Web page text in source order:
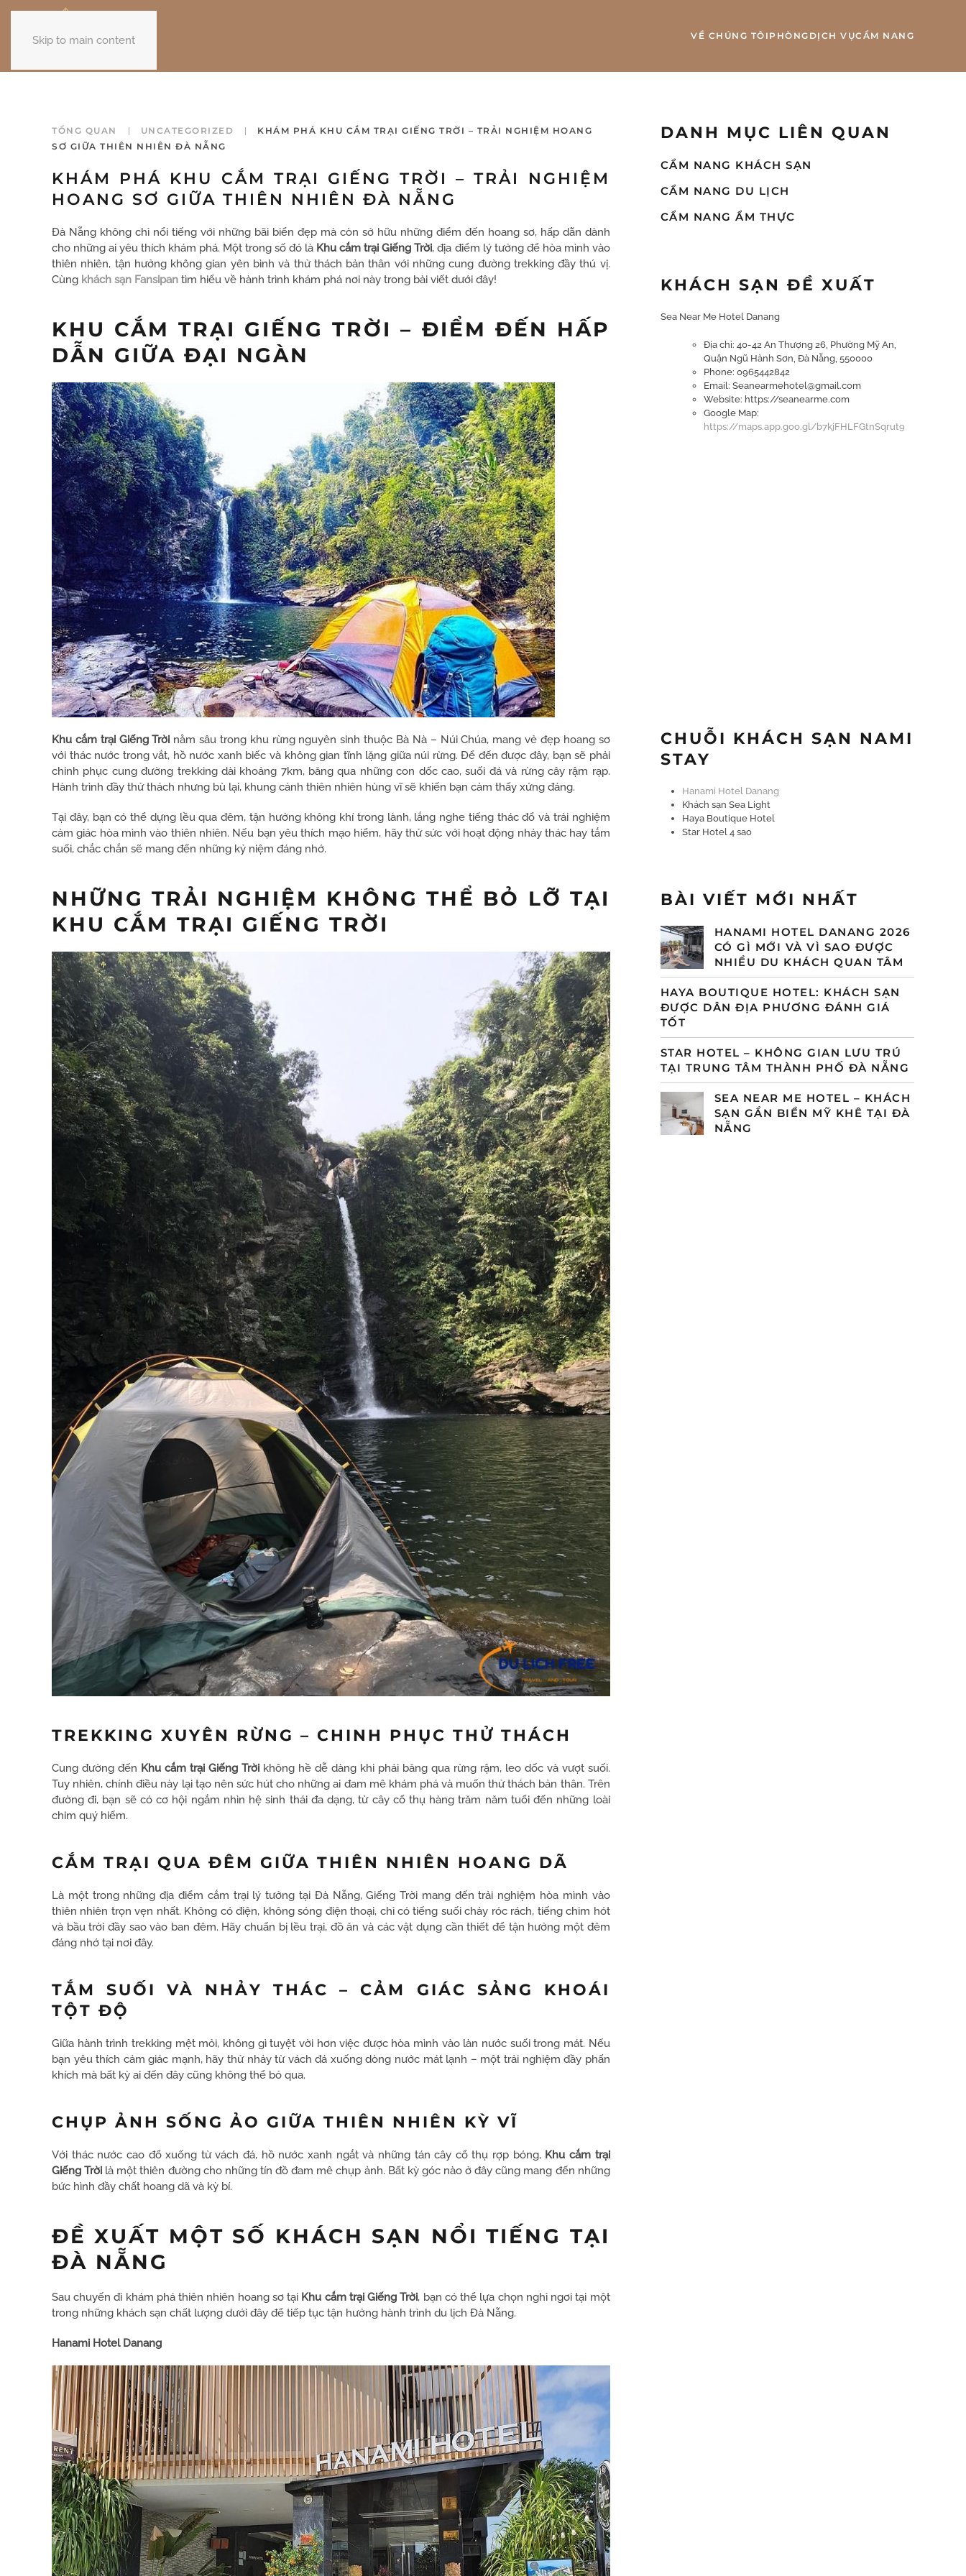
Skip to main content VỀ CHÚNG TÔI PHÒNG DỊCH VỤCẨM NANG
TỔNG QUAN UNCATEGORIZED
KHÁM PHÁ KHU CẮM TRẠI GIẾNG TRỜI – TRẢI NGHIỆM HOANG
SƠ GIỮA THIÊN NHIÊN ĐÀ NẴNG
KHÁM PHÁ KHU CẮM TRẠI GIẾNG TRỜI – TRẢI NGHIỆM
HOANG SƠ GIỮA THIÊN NHIÊN ĐÀ NẴNG
Đà Nẵng không chỉ nổi tiếng với những bãi biển đẹp mà còn sở hữu những điểm đến hoang sơ, hấp dẫn dành
cho những ai yêu thích khám phá. Một trong số đó là Khu cắm trại Giếng Trời, địa điểm lý tưởng để hòa mình vào
thiên nhiên, tận hưởng không gian yên bình và thử thách bản thân với những cung đường trekking đầy thú vị.
Cùng khách sạn Fansipan tìm hiểu về hành trình khám phá nơi này trong bài viết dưới đây!
KHU CẮM TRẠI GIẾNG TRỜI – ĐIỂM ĐẾN HẤP
DẪN GIỮA ĐẠI NGÀN
Khu cắm trại Giếng Trời nằm sâu trong khu rừng nguyên sinh thuộc Bà Nà – Núi Chúa, mang vẻ đẹp hoang sơ
với thác nước trong vắt, hồ nước xanh biếc và không gian tĩnh lặng giữa núi rừng. Để đến được đây, bạn sẽ phải
chinh phục cung đường trekking dài khoảng 7km, băng qua những con dốc cao, suối đá và rừng cây rậm rạp.
Hành trình đầy thử thách nhưng bù lại, khung cảnh thiên nhiên hùng vĩ sẽ khiến bạn cảm thấy xứng đáng.
Tại đây, bạn có thể dựng lều qua đêm, tận hưởng không khí trong lành, lắng nghe tiếng thác đổ và trải nghiệm
cảm giác hòa mình vào thiên nhiên. Nếu bạn yêu thích mạo hiểm, hãy thử sức với hoạt động nhảy thác hay tắm
suối, chắc chắn sẽ mang đến những kỷ niệm đáng nhớ.
NHỮNG TRẢI NGHIỆM KHÔNG THỂ BỎ LỠ TẠI
KHU CẮM TRẠI GIẾNG TRỜI
TREKKING XUYÊN RỪNG – CHINH PHỤC THỬ THÁCH
Cung đường đến Khu cắm trại Giếng Trờikhông hề dễ dàng khi phải băng qua rừng rậm, leo dốc và vượt suối.
Tuy nhiên, chính điều này lại tạo nên sức hút cho những ai đam mê khám phá và muốn thử thách bản thân. Trên
đường đi, bạn sẽ có cơ hội ngắm nhìn hệ sinh thái đa dạng, từ cây cổ thụ hàng trăm năm tuổi đến những loài
chim quý hiếm.
CẮM TRẠI QUA ĐÊM GIỮA THIÊN NHIÊN HOANG DÃ
Là một trong những địa điểm cắm trại lý tưởng tại Đà Nẵng, Giếng Trời mang đến trải nghiệm hòa mình vào
thiên nhiên trọn vẹn nhất. Không có điện, không sóng điện thoại, chỉ có tiếng suối chảy róc rách, tiếng chim hót
và bầu trời đầy sao vào ban đêm. Hãy chuẩn bị lều trại, đồ ăn và các vật dụng cần thiết để tận hưởng một đêm
đáng nhớ tại nơi đây.
TẮM SUỐI VÀ NHẢY THÁC – CẢM GIÁC SẢNG KHOÁI
TỘT ĐỘ
Giữa hành trình trekking mệt mỏi, không gì tuyệt vời hơn việc được hòa mình vào làn nước suối trong mát. Nếu
bạn yêu thích cảm giác mạnh, hãy thử nhảy từ vách đá xuống dòng nước mát lạnh – một trải nghiệm đầy phấn
khích mà bất kỳ ai đến đây cũng không thể bỏ qua.
CHỤP ẢNH SỐNG ẢO GIỮA THIÊN NHIÊN KỲ VĨ
Với thác nước cao đổ xuống từ vách đá, hồ nước xanh ngắt và những tán cây cổ thụ rợp bóng, Khu cắm trại
Giếng Trời là một thiên đường cho những tín đồ đam mê chụp ảnh. Bất kỳ góc nào ở đây cũng mang đến những
bức hình đầy chất hoang dã và kỳ bí.
ĐỀ XUẤT MỘT SỐ KHÁCH SẠN NỔI TIẾNG TẠI
ĐÀ NẴNG
Sau chuyến đi khám phá thiên nhiên hoang sơ tại Khu cắm trại Giếng Trời, bạn có thể lựa chọn nghỉ ngơi tại một
trong những khách sạn chất lượng dưới đây để tiếp tục tận hưởng hành trình du lịch Đà Nẵng.
Hanami Hotel Danang
DANH MỤC LIÊN QUAN
CẨM NANG KHÁCH SẠN
CẨM NANG DU LỊCH
CẨM NANG ẨM THỰC
KHÁCH SẠN ĐỀ XUẤT
Sea Near Me Hotel Danang
Địa chỉ: 40-42 An Thượng 26, Phường Mỹ An,
Quận Ngũ Hành Sơn, Đà Nẵng, 550000
Phone: 0965442842
Email: Seanearmehotel@gmail.com
Website: https://seanearme.com
Google Map:
https://maps.app.goo.gl/b7kjFHLFGtnSqrut9
CHUỖI KHÁCH SẠN NAMI
STAY
Hanami Hotel Danang
Khách sạn Sea Light
Haya Boutique Hotel
Star Hotel 4 sao
BÀI VIẾT MỚI NHẤT
HANAMI HOTEL DANANG 2026
CÓ GÌ MỚI VÀ VÌ SAO ĐƯỢC
NHIỀU DU KHÁCH QUAN TÂM
HAYA BOUTIQUE HOTEL: KHÁCH SẠN
ĐƯỢC DÂN ĐỊA PHƯƠNG ĐÁNH GIÁ
TỐT
STAR HOTEL – KHÔNG GIAN LƯU TRÚ
TẠI TRUNG TÂM THÀNH PHỐ ĐÀ NẴNG
SEA NEAR ME HOTEL – KHÁCH
SẠN GẦN BIỂN MỸ KHÊ TẠI ĐÀ
NẴNG